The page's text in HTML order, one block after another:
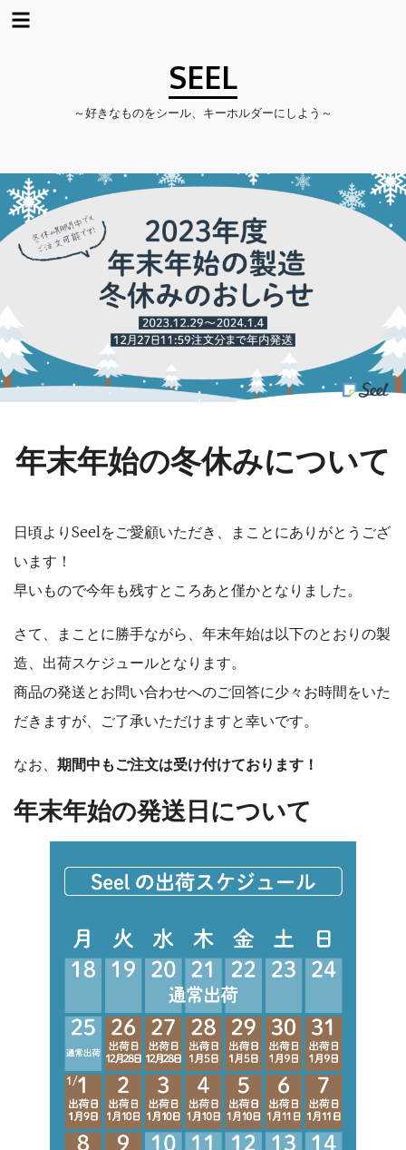
キ
ッ
プ
SEEL
～好きなものをシール、キーホルダーにしよう～
年末年始の冬休みについて
日頃よりSeelをご愛顧いただき、まことにありがとうござ
います！
早いもので今年も残すところあと僅かとなりました。
さて、まことに勝手ながら、年末年始は以下のとおりの製
造、出荷スケジュールとなります。
商品の発送とお問い合わせへのご回答に少々お時間をいた
だきますが、ご了承いただけますと幸いです。
なお、 期間中もご注文は受け付けております！
年末年始の発送日について